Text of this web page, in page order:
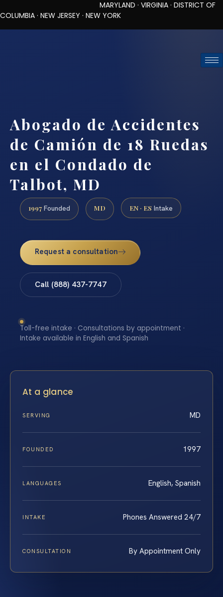
MARYLAND · VIRGINIA · DISTRICT OF
COLUMBIA · NEW JERSEY · NEW YORK
Abogado de Accidentes
de Camión de 18 Ruedas
en el Condado de
Talbot, MD
1997 Founded MD EN · ES Intake
Request a consultation
Call (888) 437-7747
Toll-free intake · Consultations by appointment ·
Intake available in English and Spanish
At a glance
SERVING MD
FOUNDED 1997
LANGUAGES English, Spanish
INTAKE Phones Answered 24/7
CONSULTATION By Appointment Only